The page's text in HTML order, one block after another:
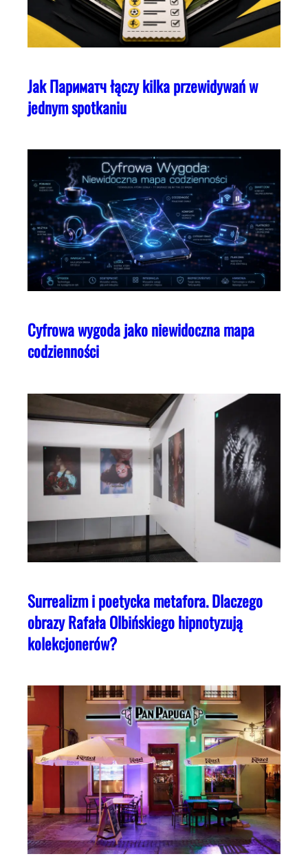
Jak Париматч łączy kilka przewidywań w
jednym spotkaniu
Cyfrowa wygoda jako niewidoczna mapa
codzienności
Surrealizm i poetycka metafora. Dlaczego
obrazy Rafała Olbińskiego hipnotyzują
kolekcjonerów?